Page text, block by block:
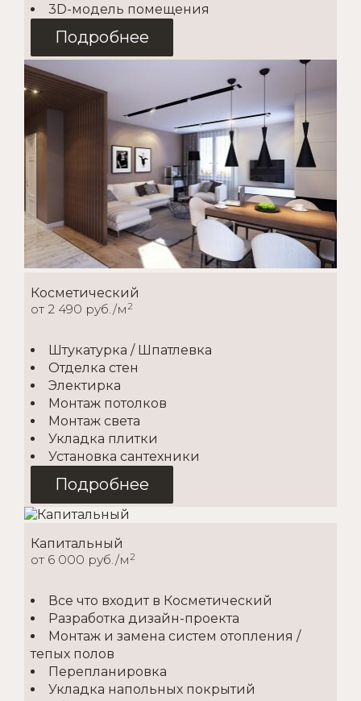
3D-модель помещения
Подробнее
Косметический
от 2 490 руб./м2
Штукатурка / Шпатлевка
Отделка стен
Электирка
Монтаж потолков
Монтаж света
Укладка плитки
Установка сантехники
Подробнее
Капитальный
от 6 000 руб./м2
Все что входит в Косметический
Разработка дизайн-проекта
Монтаж и замена систем отопления /
тепых полов
Перепланировка
Укладка напольных покрытий